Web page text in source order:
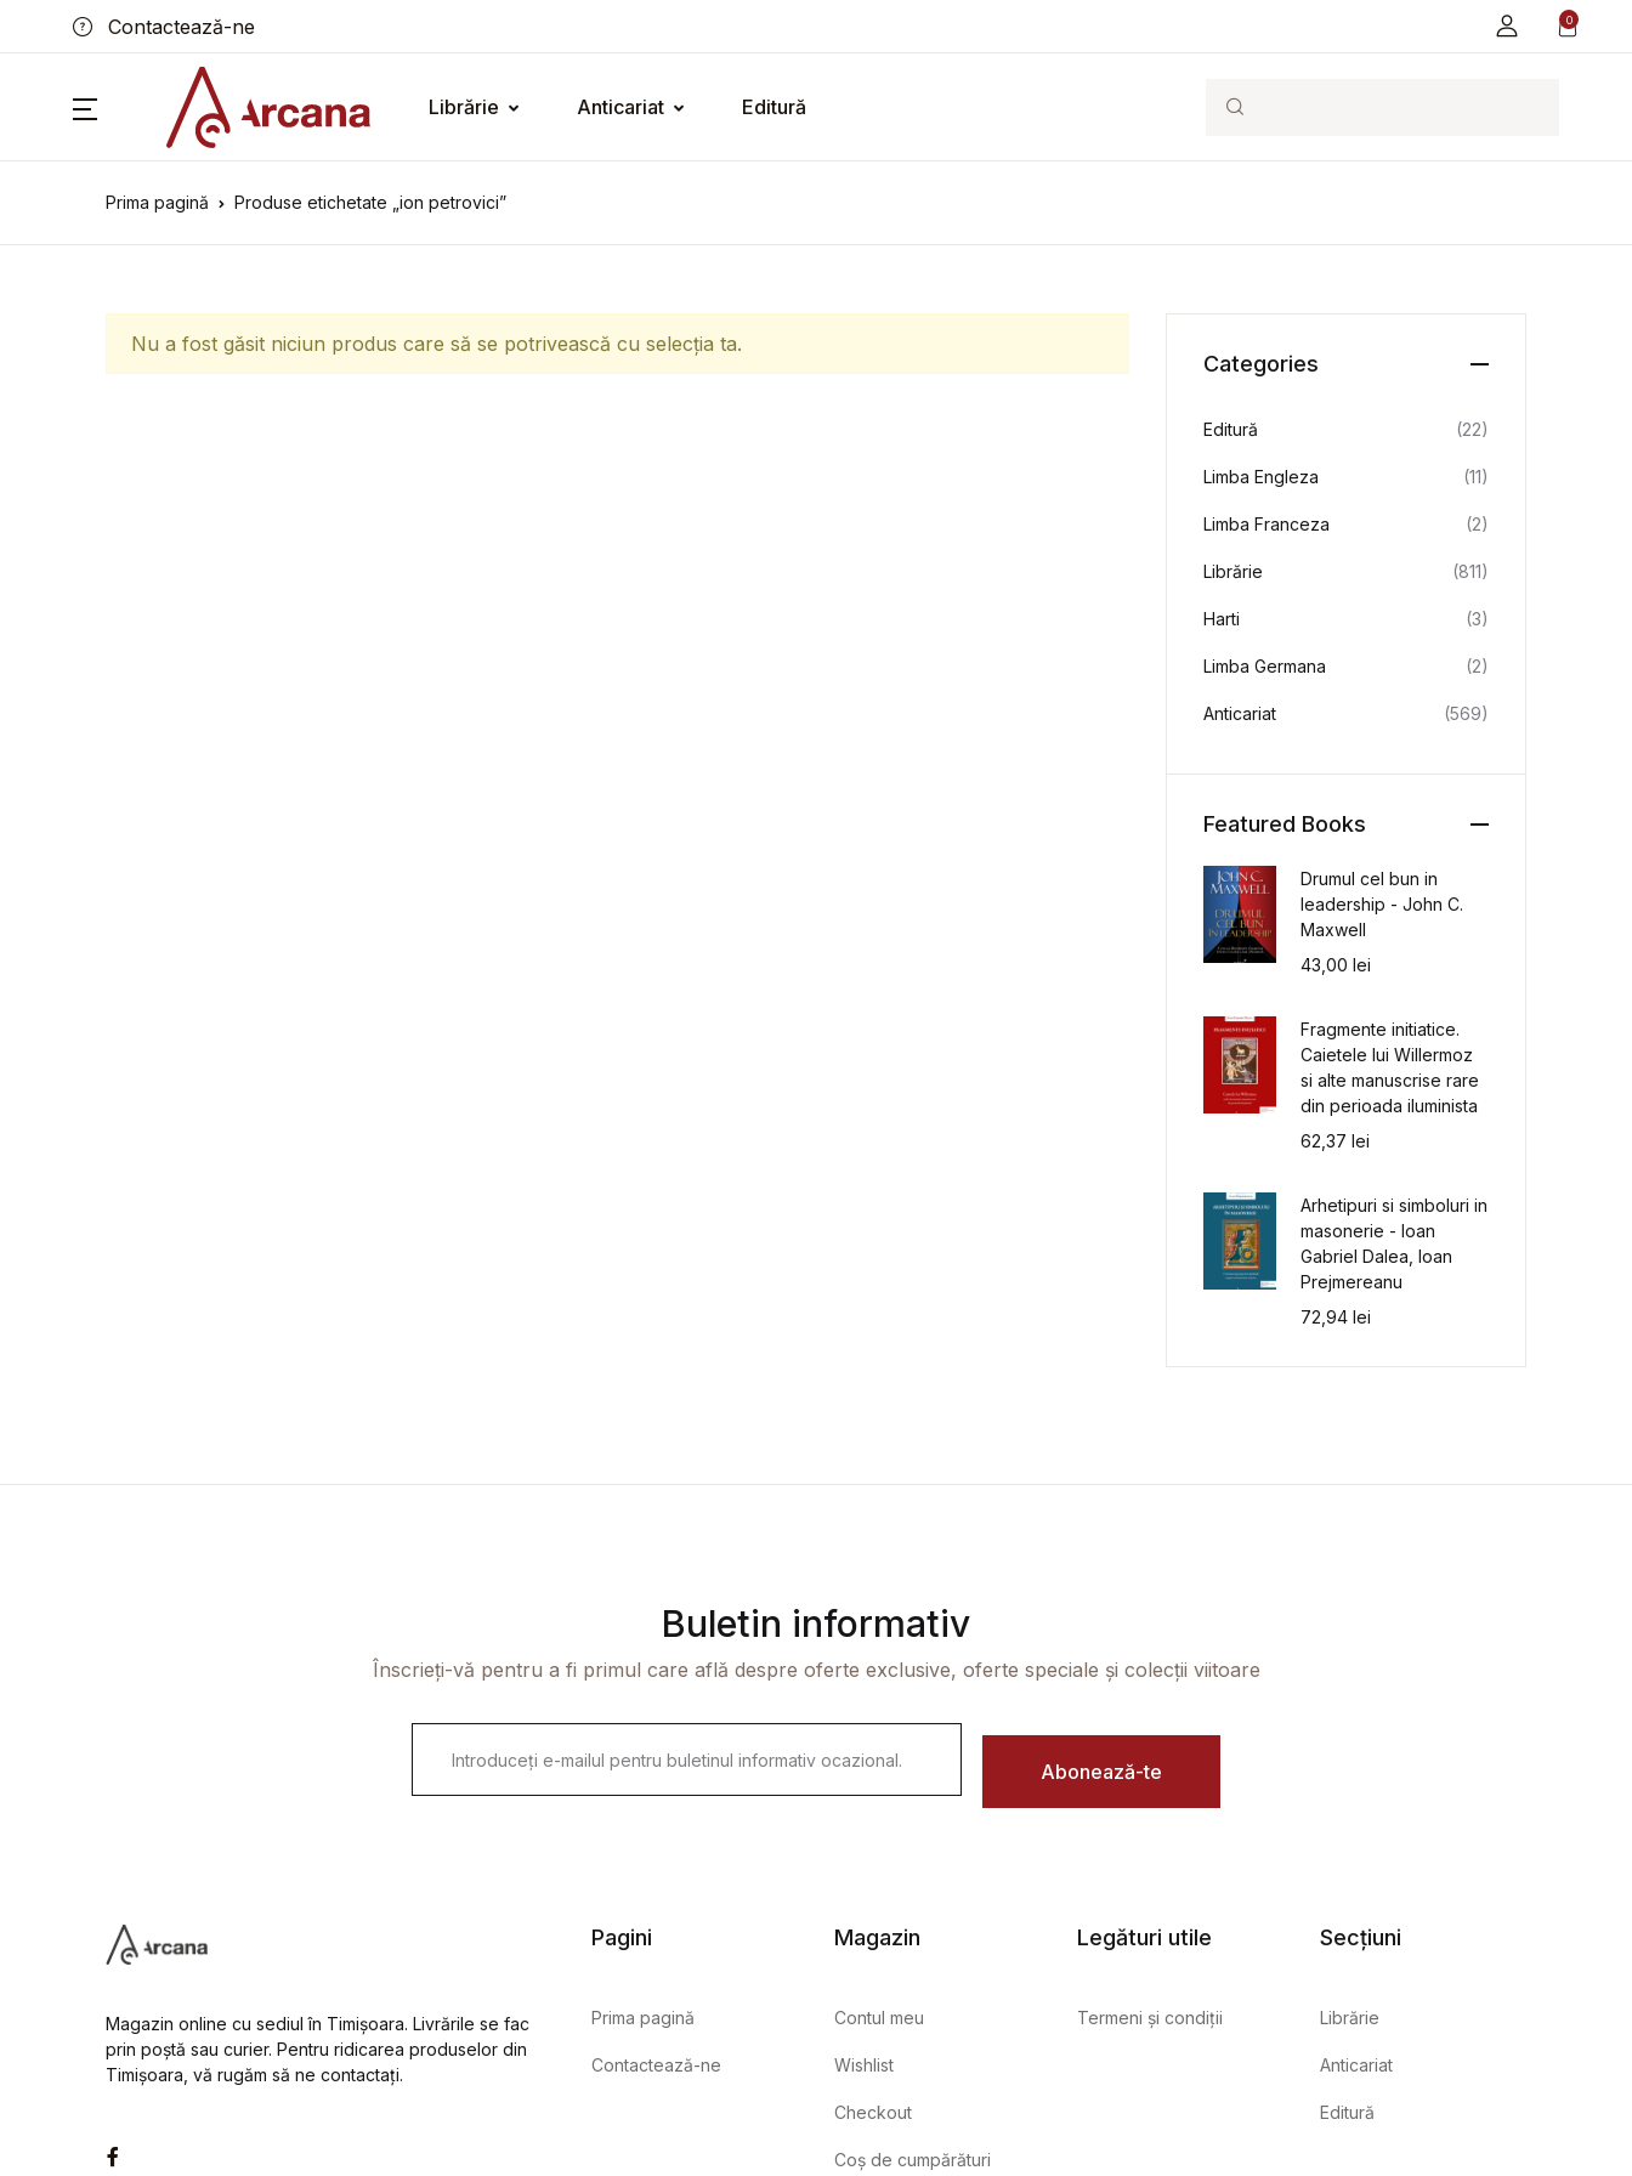
Contactează-ne 0
Librărie Anticariat Editură Search
Prima pagină Produse etichetate „ion petrovici”
Nu a fost găsit niciun produs care să se potrivească cu selecția ta.
Categories
Editură (22)
Limba Engleza (11)
Limba Franceza (2)
Librărie (811)
Harti (3)
Limba Germana (2)
Anticariat (569)
Featured Books
Drumul cel bun in
leadership - John C.
Maxwell
43,00lei
Fragmente initiatice.
Caietele lui Willermoz
si alte manuscrise rare
din perioada iluminista
62,37lei
Arhetipuri si simboluri in
masonerie - Ioan
Gabriel Dalea, Ioan
Prejmereanu
72,94lei
Buletin informativ
Înscrieți-vă pentru a fi primul care află despre oferte exclusive, oferte speciale și colecții viitoare
i
Abonează-te
Magazin online cu sediul în Timișoara. Livrările se fac
prin poștă sau curier. Pentru ridicarea produselor din
Timișoara, vă rugăm să ne contactați.
Pagini
Prima pagină
Contactează-ne
Magazin
Contul meu
Wishlist
Checkout
Coș de cumpărături
Legături utile
Termeni și condiții
Secțiuni
Librărie
Anticariat
Editură